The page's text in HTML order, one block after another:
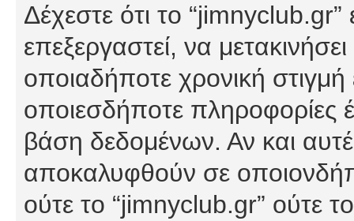
Δέχεστε ότι το
επεξεργαστεί, να
οποιαδήποτε χρονική στιγμή
οποιεσδήποτε πληροφορίες
βάση δεδομένων. Αν και
αποκαλυφθούν σε
ούτε το “jimnyclub.gr” ούτε